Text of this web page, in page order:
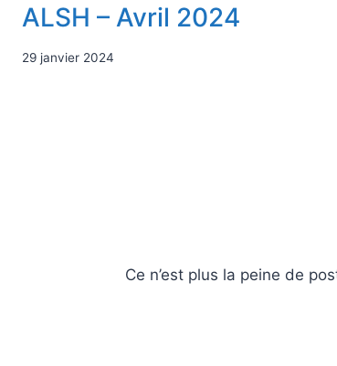
ALSH – Avril 2024
29 janvier 2024
Ce n’est plus la peine de